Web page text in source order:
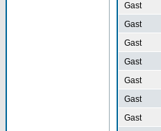
Gast
Gast
Gast
Gast
Gast
Gast
Gast